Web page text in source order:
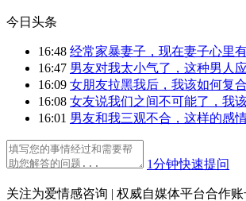
今日头条
16:48 经常家暴妻子，现在妻子心里
16:47 男友对我太小气了，这种男人
16:09 女朋友拉黑我后，我该如何复合
16:08 女友说我们之间不可能了，我
16:01 男友和我三观不合，这样的感
1分钟快速提问
关注为爱情感咨询 | 权威自媒体平台合作账